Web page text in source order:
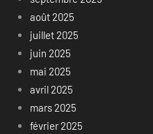
août 2025
juillet 2025
juin 2025
mai 2025
avril 2025
mars 2025
février 2025